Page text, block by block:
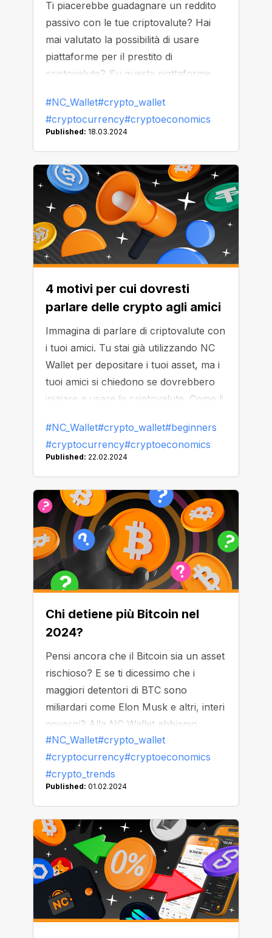
Ti piacerebbe guadagnare un reddito
passivo con le tue criptovalute? Hai
mai valutato la possibilità di usare
piattaforme per il prestito di
criptovalute? Su queste piattaforme
criptovalute, proprio come avviene sui
tradizionali conti di risparmio.
crescere le tue criptovalute!
#NC_Wallet#crypto_wallet
#cryptocurrency#cryptoeconomics
Published: 18.03.2024
4 motivi per cui dovresti
parlare delle crypto agli amici
Immagina di parlare di criptovalute con
i tuoi amici. Tu stai già utilizzando NC
Wallet per depositare i tuoi asset, ma i
tuoi amici si chiedono se dovrebbero
iniziare a usare le criptovalute. Come li
delle crypto?
#NC_Wallet#crypto_wallet#beginners
#cryptocurrency#cryptoeconomics
Published: 22.02.2024
Chi detiene più Bitcoin nel
2024?
Pensi ancora che il Bitcoin sia un asset
rischioso? E se ti dicessimo che i
maggiori detentori di BTC sono
miliardari come Elon Musk e altri, interi
governi? Alla NC Wallet abbiamo
messo da parte il miner più redditizio di
Bitcoin, Satoshi Nakamoto, e fatto un
elenco di balene: imprenditori, aziende
e paesi che hanno investito le loro
fortune in Bitcoin.
#NC_Wallet#crypto_wallet
#cryptocurrency#cryptoeconomics
#crypto_trends
Published: 01.02.2024